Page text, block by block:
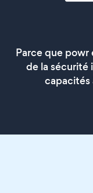
Parce que powr
de la sécurité
capacités